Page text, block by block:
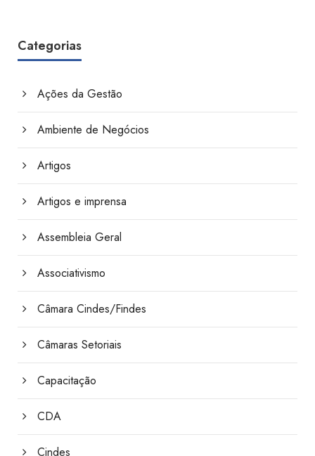
Categorias
Ações da Gestão
Ambiente de Negócios
Artigos
Artigos e imprensa
Assembleia Geral
Associativismo
Câmara Cindes/Findes
Câmaras Setoriais
Capacitação
CDA
Cindes